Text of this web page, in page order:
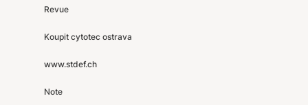
Revue
Koupit cytotec ostrava
www.stdef.ch
Note